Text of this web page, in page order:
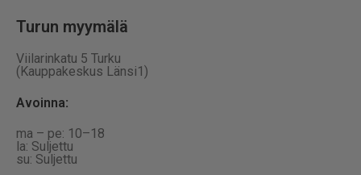
Turun myymälä
Viilarinkatu 5 Turku
(Kauppakeskus Länsi1)
Avoinna:
ma – pe: 10–18
la: Suljettu
su: Suljettu